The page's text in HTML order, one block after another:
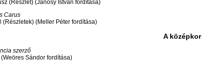
(Részlet) (Jánosy István fordítása)
Carus
(Részletek) (Meller Péter fordítása)
A középkor
szerző
Sándor fordítása)